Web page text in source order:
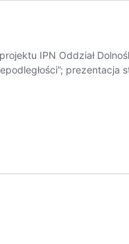
IPN Oddział